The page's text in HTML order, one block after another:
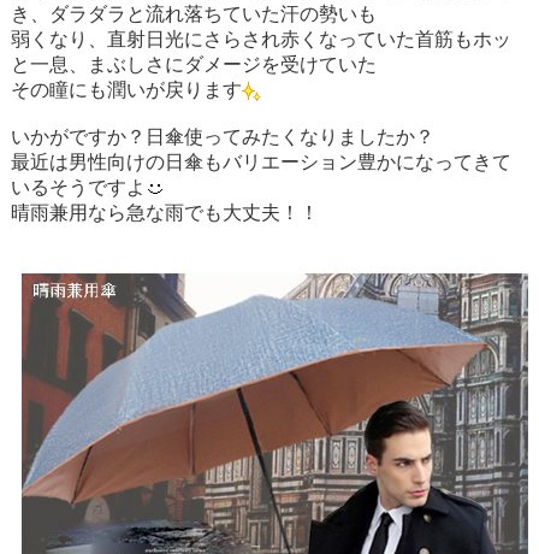
き、ダラダラと流れ落ちていた汗の勢いも
弱くなり、直射日光にさらされ赤くなっていた首筋もホッ
と一息、まぶしさにダメージを受けていた
その瞳にも潤いが戻ります
いかがですか？日傘使ってみたくなりましたか？
最近は男性向けの日傘もバリエーション豊かになってきて
いるそうですよ
晴雨兼用なら急な雨でも大丈夫！！